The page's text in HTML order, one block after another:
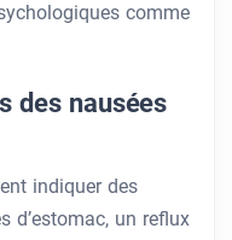
comme
des nausées
indiquer des
d’estomac, un reflux